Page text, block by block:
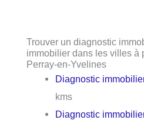
Trouver un diagnostic
immobilier dans les villes à
Perray-en-Yvelines
Diagnostic
kms
Diagnostic